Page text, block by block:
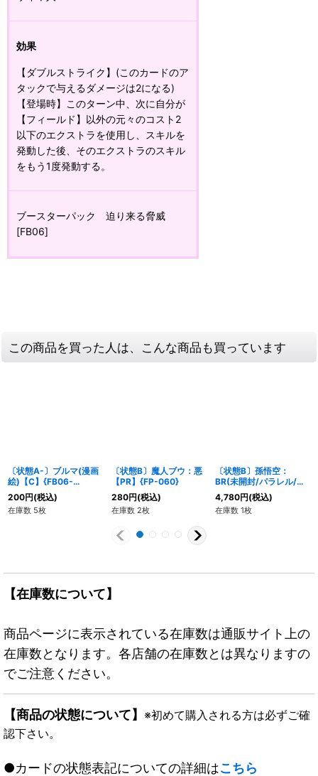
効果
【ダブルストライク】(このカードのア
タックで与えるダメージは2になる)
【登場時】このターン中、次に自分が
【フィールド】以外の元々のコスト2
以下のエクストラを使用し、スキルを
発動した後、そのエクストラのスキル
をもう1度発動する。
ブースターパック 迫り来る脅威
[FB06]
この商品を買った人は、こんな商品も買っています
〔状態A-〕ブルマ(漫画
絵)【C】{FB06-
035[SB01]}
200円(税込)
在庫数 5枚
〔状態B〕魔人ブウ：悪
【PR】{FP-060}
280円(税込)
在庫数 2枚
〔状態B〕孫悟空：
BR(未開封/パラレル/金
文字)【R☆】{FB09-
010}
4,780円(税込)
在庫数 1枚
【在庫数について】
商品ページに表示されている在庫数は通販サイト上の
在庫数となります。各店舗の在庫数とは異なりますの
でご注意ください。
【商品の状態について】 ※初めて購入される方は必ずご確
認下さい。
●カードの状態表記についての詳細はこちら